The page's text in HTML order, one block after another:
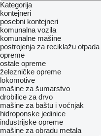
Kategorija
kontejneri
posebni kontejneri
komunalna vozila
komunalne mašine
postrojenja za reciklažu otpada
opreme
ostale opreme
železničke opreme
lokomotive
mašine za šumarstvo
drobilice za drvo
mašine za baštu i voćnjak
hidroponske jedinice
industrijske opreme
mašine za obradu metala